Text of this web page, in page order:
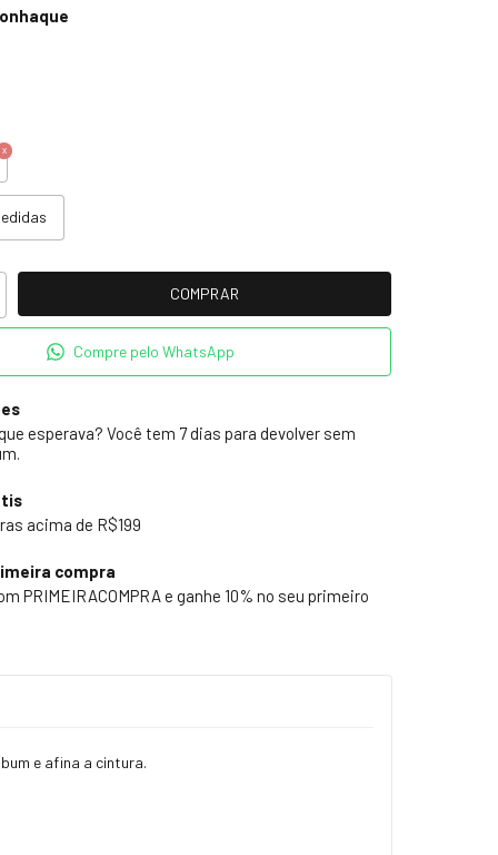
Compre pelo WhatsApp
esperava? Você tem 7 dias para devolver sem
acima de R$199
compra
PRIMEIRACOMPRA e ganhe 10% no seu primeiro
e afina a cintura.